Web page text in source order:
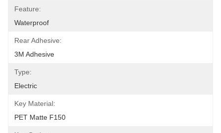
Feature:
Waterproof
Rear Adhesive:
3M Adhesive
Type:
Electric
Key Material:
PET Matte F150